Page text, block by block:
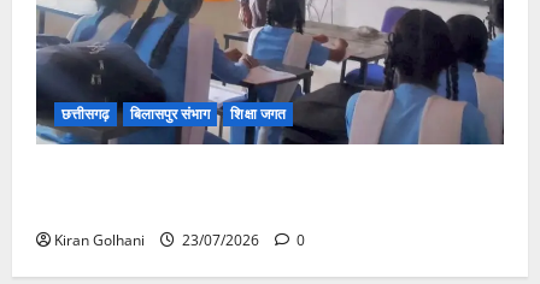
छत्तीसगढ़ बिलासपुर संभाग शिक्षा जगत
Kiran Golhani 23/07/2026 0